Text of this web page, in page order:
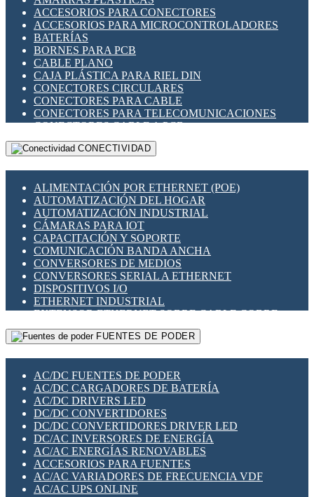
INDICADORES PARA PANEL
INTERFACES DE RELÉ
INTERRUPTORES FIN DE CARRERA
LLAVES CONMUTADORAS
MEDIDORES DE ENERGÍA Y TC'S DE CORRIENTE
MOTORES PASO A PASO
PANTALLAS HMI
PLC -CONTROLADORES LÓGICO PROGRAMABLES
PROGRAMADORES DE HORARIO
RELÉS DE PROTECCIÓN
SENSORES CAPACITIVOS
SENSORES INDUCTIVOS
TEMPORIZADORES
VARIACS
VARIADORES DE FRECUENCIA [VDF]
SECCIONADORES - INTERRUPTORES
MAQUINARIA
ACCESORIOS PARA CONECTORES
ACCESORIOS PARA MICROCONTROLADORES
BATERÍAS
BORNES PARA PCB
CABLE PLANO
CAJA PLÁSTICA PARA RIEL DIN
CONECTORES CIRCULARES
CONECTORES PARA CABLE
CONECTORES PARA TELECOMUNICACIONES
CONECTORES CABLE A PCB
CONECTORES PCB A CABLE
DIP SWITCHES
HERRAMIENTAS VARIAS
ILUMINACIÓN LED
INTERRUPTORES REED
INTERFACES DE RELÉ
OTROS RELÉS
PROTECCIÓN TÉRMICA
RELÉS AUTOMOTRICES
RELÉS DE SEÑAL
RELÉS DE ESTADO SÓLIDO SSR
RELÉS INDUSTRIALES
RELÉS MINIATURA DE POTENCIA
SENSORES MAGNÉTICOS
SWITCH Y MICROSWITCH
TARJETAS PI
UNIÓN Y DERIVACIÓN DE CABLE
CONECTIVIDAD
ALIMENTACIÓN POR ETHERNET (POE)
AUTOMATIZACIÓN DEL HOGAR
AUTOMATIZACIÓN INDUSTRIAL
CÁMARAS PARA IOT
CAPACITACIÓN Y SOPORTE
COMUNICACIÓN BANDA ANCHA
CONVERSORES DE MEDIOS
CONVERSORES SERIAL A ETHERNET
DISPOSITIVOS I/O
ETHERNET INDUSTRIAL
EXTENSOR ETHERNET SOBRE CABLE COBRE
GATEWAY LORAWAN
GESTIÓN DE REDES
PLACAS MODULARES IOT
SWITCHES Y REDES WIFI
SOLUCIONES IOT
SOLUCIONES LORAWAN
SOLUCIONES RED CELULAR
SEGURIDAD PARA REDES
SWITCHES LAN
TELEFONÍA IP (VOIP)
VIGILANCIA IP (CCTV)
MESHTASTIC
FUENTES DE PODER
AC/DC FUENTES DE PODER
AC/DC CARGADORES DE BATERÍA
AC/DC DRIVERS LED
DC/DC CONVERTIDORES
DC/DC CONVERTIDORES DRIVER LED
DC/AC INVERSORES DE ENERGÍA
AC/AC ENERGÍAS RENOVABLES
ACCESORIOS PARA FUENTES
AC/AC VARIADORES DE FRECUENCIA VDF
AC/AC UPS ONLINE